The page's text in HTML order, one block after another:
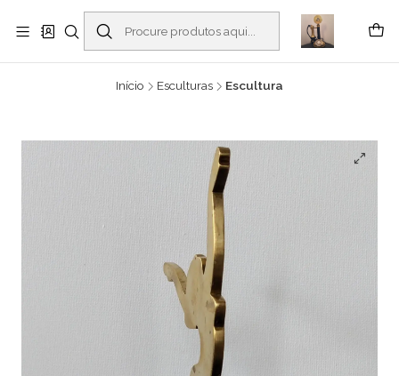
Buscantiguidades - Leilões. Colecionismo e antiguidades em Viana do
Castelo -
Ler mais
Início Esculturas Escultura